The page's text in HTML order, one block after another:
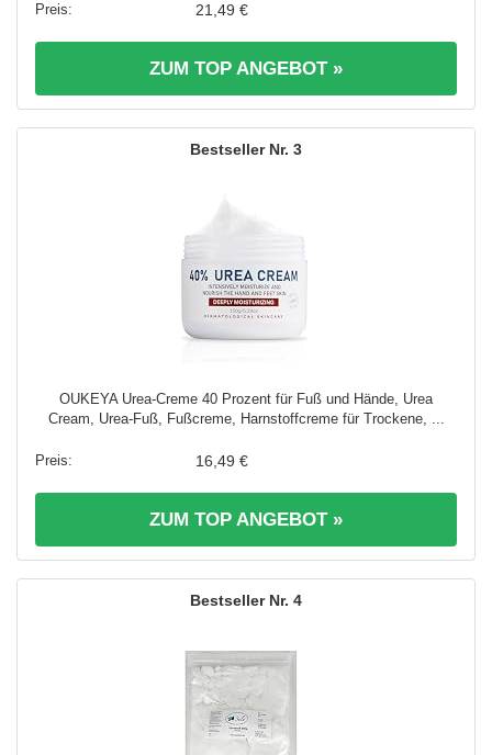
21,49 €
ZUM TOP ANGEBOT »
3
OUKEYA Urea-Creme 40 Prozent für Fuß und Hände, Urea
Cream, Urea-Fuß, Fußcreme, Harnstoffcreme für Trockene, ...
16,49 €
ZUM TOP ANGEBOT »
4